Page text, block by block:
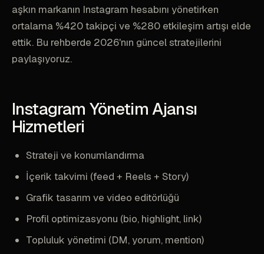
aşkın markanın Instagram hesabını yönetirken
ortalama %420 takipçi ve %280 etkileşim artışı elde
ettik. Bu rehberde 2026'nın güncel stratejilerini
paylaşıyoruz.
Instagram Yönetim Ajansı
Hizmetleri
Strateji ve konumlandırma
İçerik takvimi (feed + Reels + Story)
Grafik tasarım ve video editörlüğü
Profil optimizasyonu (bio, highlight, link)
Topluluk yönetimi (DM, yorum, mention)